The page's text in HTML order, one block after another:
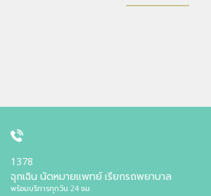
1378
ฉุกเฉิน นัดหมายแพทย์ เรียกรถพยาบาล
พร้อมบริการทุกวัน 24 ชม.